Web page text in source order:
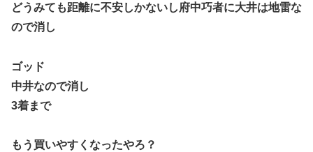
どうみても距離に不安しかないし府中巧者に大井は地雷な
ので消し
ゴッド
中井なので消し
3着まで
もう買いやすくなったやろ？